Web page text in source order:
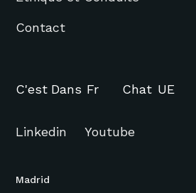
Contact
Madrid
C'est Dans Fr Chat UE
Linkedin Youtube